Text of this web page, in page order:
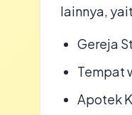
lainnya,
​Gereja
​Tempat
​Apotek